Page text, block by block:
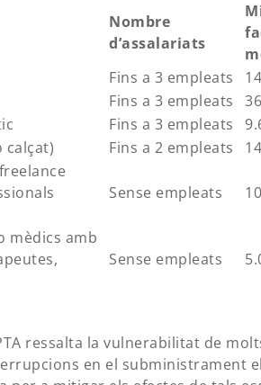
Nombre
d’assalariats
Fins a 3 empleats
Fins a 3 empleats
Fins a 3 empleats
calçat)
Fins a 2 empleats
Sense empleats
mèdics amb
Sense empleats
ressalta la vulnerabilitat de
en el subministrament